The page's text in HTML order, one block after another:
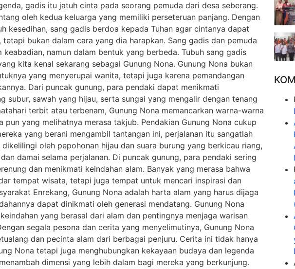
gadis itu jatuh cinta pada seorang pemuda dari desa seberang.
oleh kedua keluarga yang memiliki perseteruan panjang. Dengan
kesedihan, sang gadis berdoa kepada Tuhan agar cintanya dapat
tetapi bukan dalam cara yang dia harapkan. Sang gadis dan pemuda
namun dalam bentuk yang berbeda. Tubuh sang gadis
kita kenal sekarang sebagai Gunung Nona. Gunung Nona bukan
yang menyerupai wanita, tetapi juga karena pemandangan
Dari puncak gunung, para pendaki dapat menikmati
subur, sawah yang hijau, serta sungai yang mengalir dengan tenang
terbit atau terbenam, Gunung Nona memancarkan warna-warna
pun yang melihatnya merasa takjub. Pendakian Gunung Nona cukup
yang berani mengambil tantangan ini, perjalanan itu sangatlah
oleh pepohonan hijau dan suara burung yang berkicau riang,
damai selama perjalanan. Di puncak gunung, para pendaki sering
dan menikmati keindahan alam. Banyak yang merasa bahwa
tempat wisata, tetapi juga tempat untuk mencari inspirasi dan
Enrekang, Gunung Nona adalah harta alam yang harus dijaga
dapat dinikmati oleh generasi mendatang. Gunung Nona
yang berasal dari alam dan pentingnya menjaga warisan
segala pesona dan cerita yang menyelimutinya, Gunung Nona
dan pecinta alam dari berbagai penjuru. Cerita ini tidak hanya
Nona tetapi juga menghubungkan kekayaan budaya dan legenda
dimensi yang lebih dalam bagi mereka yang berkunjung.